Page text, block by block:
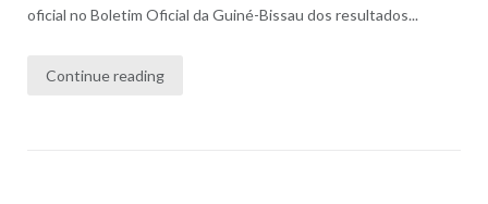
oficial no Boletim Oficial da Guiné-Bissau dos resultados...
Continue reading